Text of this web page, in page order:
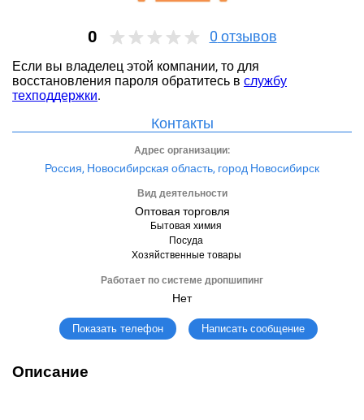
0 0 отзывов
Если вы владелец этой компании, то для
восстановления пароля обратитесь в службу
техподдержки.
Контакты
Адрес организации:
Россия, Новосибирская область, город Новосибирск
Вид деятельности
Оптовая торговля
Бытовая химия
Посуда
Хозяйственные товары
Работает по системе дропшипинг
Нет
Показать телефон Написать сообщение
Описание